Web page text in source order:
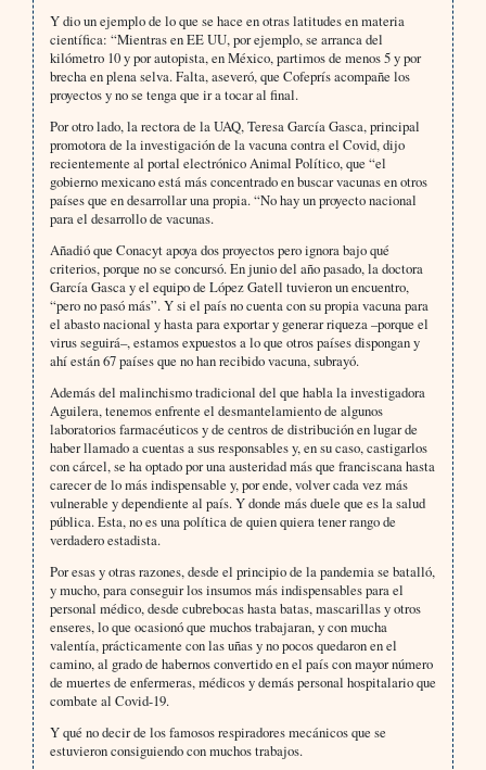
Y dio un ejemplo de lo que se hace en otras latitudes en materia
científica: “Mientras en EE UU, por ejemplo, se arranca del
kilómetro 10 y por autopista, en México, partimos de menos 5 y por
brecha en plena selva. Falta, aseveró, que Cofeprís acompañe los
proyectos y no se tenga que ir a tocar al final.
Por otro lado, la rectora de la UAQ, Teresa García Gasca, principal
promotora de la investigación de la vacuna contra el Covid, dijo
recientemente al portal electrónico Animal Político, que “el
gobierno mexicano está más concentrado en buscar vacunas en otros
países que en desarrollar una propia. “No hay un proyecto nacional
para el desarrollo de vacunas.
Añadió que Conacyt apoya dos proyectos pero ignora bajo qué
criterios, porque no se concursó. En junio del año pasado, la doctora
García Gasca y el equipo de López Gatell tuvieron un encuentro,
“pero no pasó más”. Y si el país no cuenta con su propia vacuna para
el abasto nacional y hasta para exportar y generar riqueza –porque el
virus seguirá–, estamos expuestos a lo que otros países dispongan y
ahí están 67 países que no han recibido vacuna, subrayó.
Además del malinchismo tradicional del que habla la investigadora
Aguilera, tenemos enfrente el desmantelamiento de algunos
laboratorios farmacéuticos y de centros de distribución en lugar de
haber llamado a cuentas a sus responsables y, en su caso, castigarlos
con cárcel, se ha optado por una austeridad más que franciscana hasta
carecer de lo más indispensable y, por ende, volver cada vez más
vulnerable y dependiente al país. Y donde más duele que es la salud
pública. Esta, no es una política de quien quiera tener rango de
verdadero estadista.
Por esas y otras razones, desde el principio de la pandemia se batalló,
y mucho, para conseguir los insumos más indispensables para el
personal médico, desde cubrebocas hasta batas, mascarillas y otros
enseres, lo que ocasionó que muchos trabajaran, y con mucha
valentía, prácticamente con las uñas y no pocos quedaron en el
camino, al grado de habernos convertido en el país con mayor número
de muertes de enfermeras, médicos y demás personal hospitalario que
combate al Covid-19.
Y qué no decir de los famosos respiradores mecánicos que se
estuvieron consiguiendo con muchos trabajos.